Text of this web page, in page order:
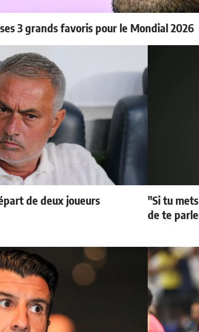
3 grands favoris pour le Mondial 2026
de deux joueurs
"Si tu
de te